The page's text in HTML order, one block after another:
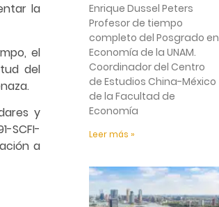
la
el
del
y
SCFI-
a
Enrique Dussel Peters
Profesor de tiempo
completo del Posgrado en
Economía de la UNAM.
Coordinador del Centro
de Estudios China-México
de la Facultad de
Economía
Leer más »